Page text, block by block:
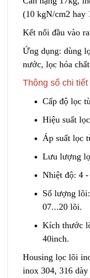
(10 kgN/cm2 hay
Kết nối đầu vào
Ứng dụng: dùng
nước, lọc hóa
Thông số chi
Cấp độ lọc
Hiệu suất
Áp suất lọc
Lưu lượng
Nhiệt độ: 4
Số lượng
07...20 lõi.
Kích thước
40inch.
Housing lọc lõi
inox 304, 316 dày